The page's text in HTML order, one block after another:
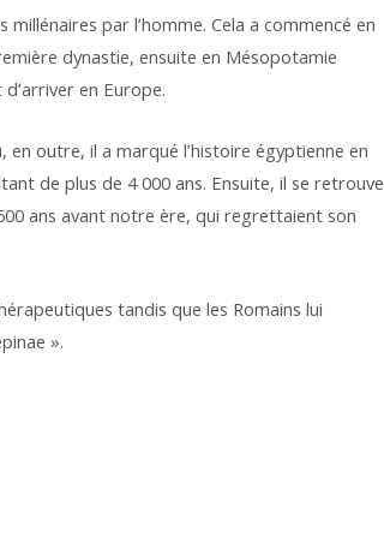
par l’homme. Cela a commencé en
dynastie, ensuite en Mésopotamie
en Europe.
outre, il a marqué l’histoire égyptienne en
de plus de 4 000 ans. Ensuite, il se retrouve
ans avant notre ère, qui regrettaient son
tandis que les Romains lui
».